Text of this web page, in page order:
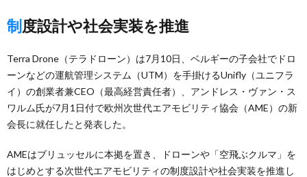
制度設計や社会実装を推進
Terra Drone（テラドローン）は7月10日、ベルギーの子会社でドロ
ーンなどの運航管理システム（UTM）を手掛けるUnifly（ユニフラ
イ）の創業者兼CEO（最高経営責任者）、アンドレス・ヴァン・ス
ワルム氏が7月1日付で欧州次世代エアモビリティ協会（AME）の新
会長に就任したと発表した。
AMEはブリュッセルに本拠を置き、ドローンや「空飛ぶクルマ」を
はじめとする次世代エアモビリティの制度設計や社会実装を推進し